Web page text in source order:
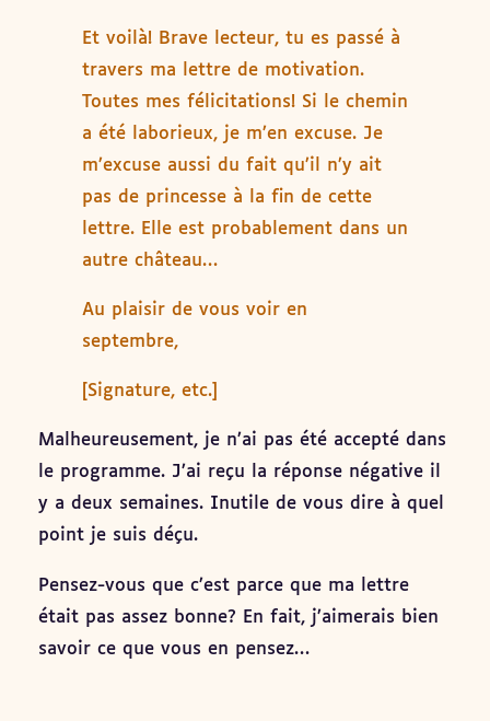
Et voilà! Brave lecteur, tu es passé à
travers ma lettre de motivation.
Toutes mes félicitations! Si le chemin
a été laborieux, je m’en excuse. Je
m’excuse aussi du fait qu’il n’y ait
pas de princesse à la fin de cette
lettre. Elle est probablement dans un
autre château…
Au plaisir de vous voir en
septembre,
[Signature, etc.]
Malheureusement, je n’ai pas été accepté dans
le programme. J’ai reçu la réponse négative il
y a deux semaines. Inutile de vous dire à quel
point je suis déçu.
Pensez-vous que c’est parce que ma lettre
était pas assez bonne? En fait, j’aimerais bien
savoir ce que vous en pensez…